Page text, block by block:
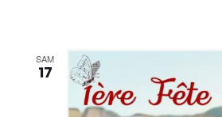
SAM
17